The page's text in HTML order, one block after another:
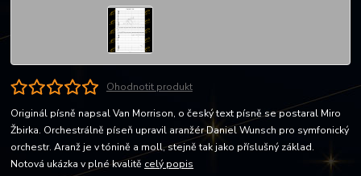
Ohodnotit produkt
Originál písně napsal Van Morrison, o český text písně se postaral Miro
Žbirka. Orchestrálně píseň upravil aranžér Daniel Wunsch pro symfonický
orchestr. Aranž je v tónině a moll, stejně tak jako příslušný základ.
Notová ukázka v plné kvalitě celý popis